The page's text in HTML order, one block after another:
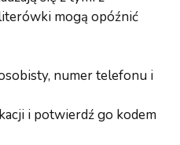
mogą opóźnić
numer telefonu i
i potwierdź go kodem